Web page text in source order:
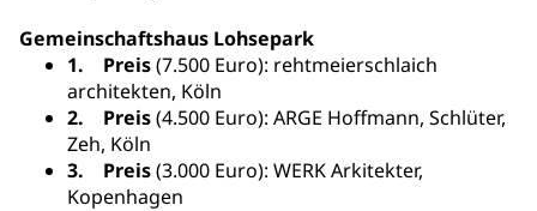
Gemeinschaftshaus Lohsepark
1. Preis(7.500 Euro): rehtmeierschlaich
architekten, Köln
2. Preis(4.500 Euro): ARGE Hoffmann, Schlüter,
Zeh, Köln
3. Preis(3.000 Euro): WERK Arkitekter,
Kopenhagen